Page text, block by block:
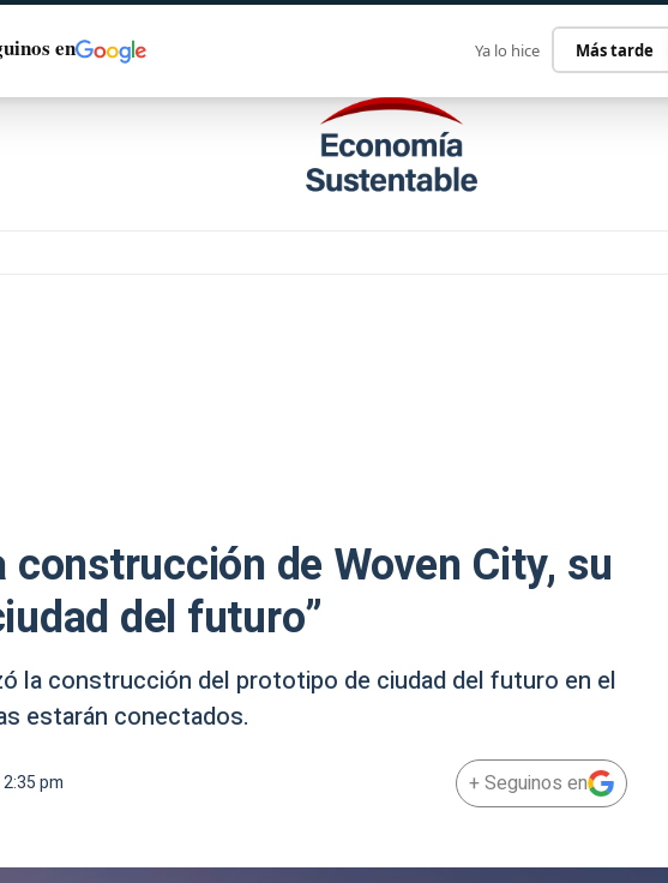
VERDE CONTACTO
de Woven City, su
del futuro”
la construcción del prototipo de ciudad del futuro en el
estarán conectados.
pm + Seguinos en
en Ya lo hice Más tarde